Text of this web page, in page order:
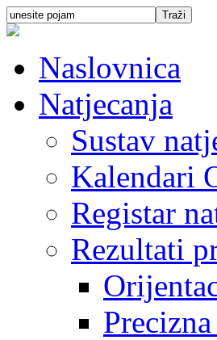
Naslovnica
Natjecanja
Sustav
Kalendari
Registar
Rezultati